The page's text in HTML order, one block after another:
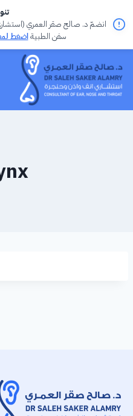
انضمّ د. صالح صقر العمري
سفن الطبيةاضغط